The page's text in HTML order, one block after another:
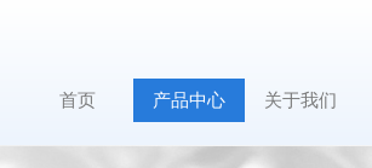
首页 产品中心 关于我们